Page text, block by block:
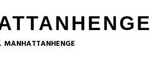
MANHATTANHENGE